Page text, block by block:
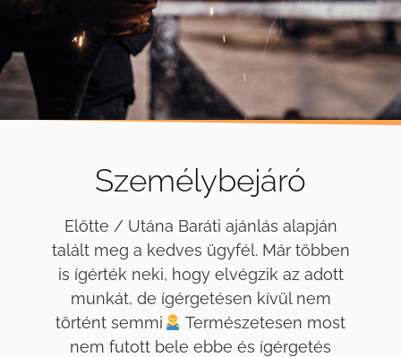
Személybejáró
Előtte / Utána Baráti ajánlás alapján
talált meg a kedves ügyfél. Már többen
is ígérték neki, hogy elvégzik az adott
munkát, de ígérgetésen kívül nem
történt semmi
Természetesen most
nem futott bele ebbe és ígérgetés